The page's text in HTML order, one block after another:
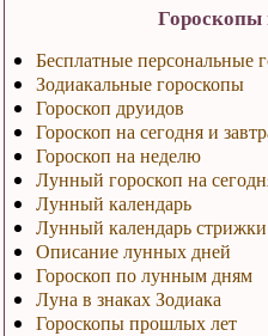
Бесплатные персональные
Зодиакальные гороскопы
Гороскоп друидов
Гороскоп на сегодня и
Гороскоп на неделю
Лунный гороскоп на
Лунный календарь
Лунный календарь
Описание лунных дней
Гороскоп по лунным дням
Луна в знаках Зодиака
Гороскопы прошлых лет